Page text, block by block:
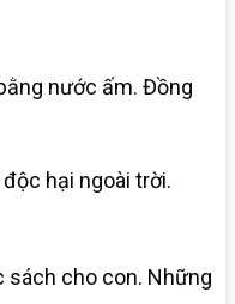
nước ấm. Đồng
hại ngoài trời.
sách cho con. Những